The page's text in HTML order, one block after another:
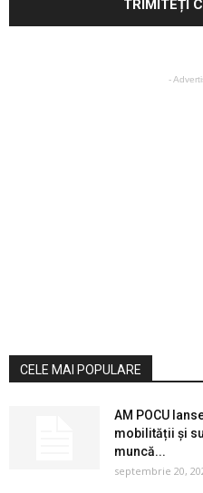
-
CELE MAI POPULARE
AM POCU
mobilității și
muncă...
septembrie 20,